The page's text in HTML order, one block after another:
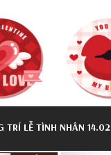
TRÍ LỄ TÌNH NHÂN